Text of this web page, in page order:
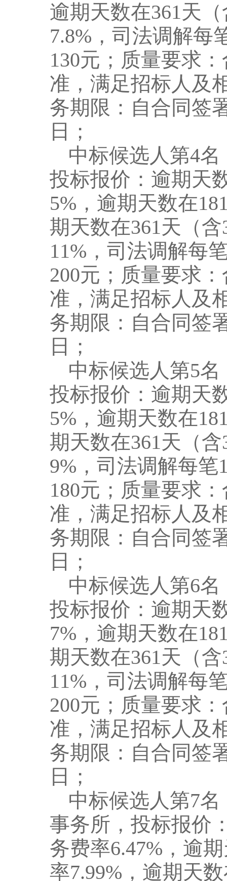
逾期天数在361天（
7.8% ， 司法调解每
130元 ； 质量要求
准，满足招标人及
务期限：自合同签
日
；
中标候选人第4名
投标报价：逾期天
5% ， 逾期天数在
期天数在361天（含
11% ， 司法调解每
200元 ； 质量要求
准，满足招标人及
务期限：自合同签
日
；
中标候选人第5名
投标报价：逾期天
5% ， 逾期天数在
期天数在361天（含
9% ， 司法调解每笔
180元 ； 质量要求
准，满足招标人及
务期限：自合同签
日
；
中标候选人第6名
投标报价：逾期天
7% ， 逾期天数在
期天数在361天（含
11% ， 司法调解每
200元 ； 质量要求
准，满足招标人及
务期限：自合同签
日
；
中标候选人第7名
事务所，投标报价
务费率6.47% ， 逾
率7.99% ， 逾期天数